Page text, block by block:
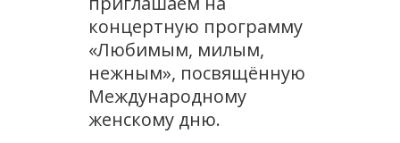
концертную программу
«Любимым, милым,
нежным», посвящённую
Международному
женскому дню.